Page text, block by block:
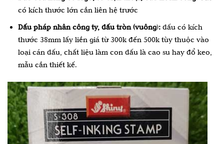
có kích thước lớn cần liên hệ trước
Dấu pháp nhân công ty, dấu tròn (vuông):dấu có kích
thước 38mm lấy liền giá từ 300k đến 500k tùy thuộc vào
loại cán dấu, chất liệu làm con dấu là cao su hay đổ keo,
mẫu cần thiết kế.